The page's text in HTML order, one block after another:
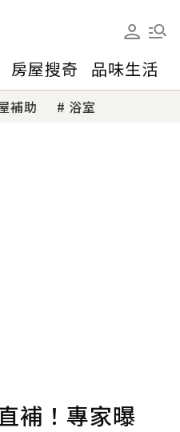
房屋搜奇 品味生活
補助 浴室
補！專家曝